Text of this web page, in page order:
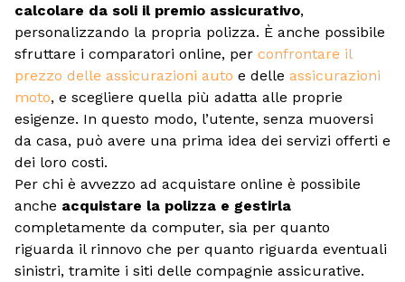
calcolare da soli il premio assicurativo,
personalizzando la propria polizza. È anche possibile
sfruttare i comparatori online, per confrontare il
prezzo delle assicurazioni auto e delle assicurazioni
moto, e scegliere quella più adatta alle proprie
esigenze. In questo modo, l’utente, senza muoversi
da casa, può avere una prima idea dei servizi offerti e
dei loro costi.
Per chi è avvezzo ad acquistare online è possibile
anche acquistare la polizza e gestirla
completamente da computer, sia per quanto
riguarda il rinnovo che per quanto riguarda eventuali
sinistri, tramite i siti delle compagnie assicurative.